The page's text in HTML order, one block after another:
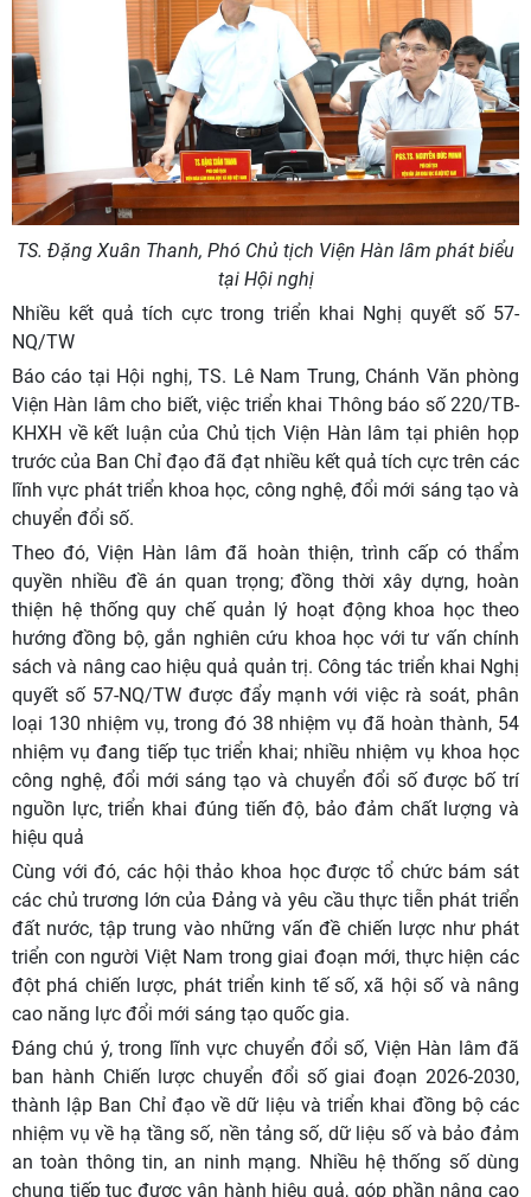
TS. Đặng Xuân Thanh, Phó Chủ tịch Viện Hàn lâm phát biểu
tại Hội nghị
Nhiều kết quả tích cực trong triển khai Nghị quyết số 57-
NQ/TW
Báo cáo tại Hội nghị, TS. Lê Nam Trung, Chánh Văn phòng
Viện Hàn lâm cho biết, việc triển khai Thông báo số 220/TB-
KHXH về kết luận của Chủ tịch Viện Hàn lâm tại phiên họp
trước của Ban Chỉ đạo đã đạt nhiều kết quả tích cực trên các
lĩnh vực phát triển khoa học, công nghệ, đổi mới sáng tạo và
chuyển đổi số.
Theo đó, Viện Hàn lâm đã hoàn thiện, trình cấp có thẩm
quyền nhiều đề án quan trọng; đồng thời xây dựng, hoàn
thiện hệ thống quy chế quản lý hoạt động khoa học theo
hướng đồng bộ, gắn nghiên cứu khoa học với tư vấn chính
sách và nâng cao hiệu quả quản trị. Công tác triển khai Nghị
quyết số 57-NQ/TW được đẩy mạnh với việc rà soát, phân
loại 130 nhiệm vụ, trong đó 38 nhiệm vụ đã hoàn thành, 54
nhiệm vụ đang tiếp tục triển khai; nhiều nhiệm vụ khoa học
công nghệ, đổi mới sáng tạo và chuyển đổi số được bố trí
nguồn lực, triển khai đúng tiến độ, bảo đảm chất lượng và
hiệu quả
Cùng với đó, các hội thảo khoa học được tổ chức bám sát
các chủ trương lớn của Đảng và yêu cầu thực tiễn phát triển
đất nước, tập trung vào những vấn đề chiến lược như phát
triển con người Việt Nam trong giai đoạn mới, thực hiện các
đột phá chiến lược, phát triển kinh tế số, xã hội số và nâng
cao năng lực đổi mới sáng tạo quốc gia.
Đáng chú ý, trong lĩnh vực chuyển đổi số, Viện Hàn lâm đã
ban hành Chiến lược chuyển đổi số giai đoạn 2026-2030,
thành lập Ban Chỉ đạo về dữ liệu và triển khai đồng bộ các
nhiệm vụ về hạ tầng số, nền tảng số, dữ liệu số và bảo đảm
an toàn thông tin, an ninh mạng. Nhiều hệ thống số dùng
chung tiếp tục được vận hành hiệu quả, góp phần nâng cao